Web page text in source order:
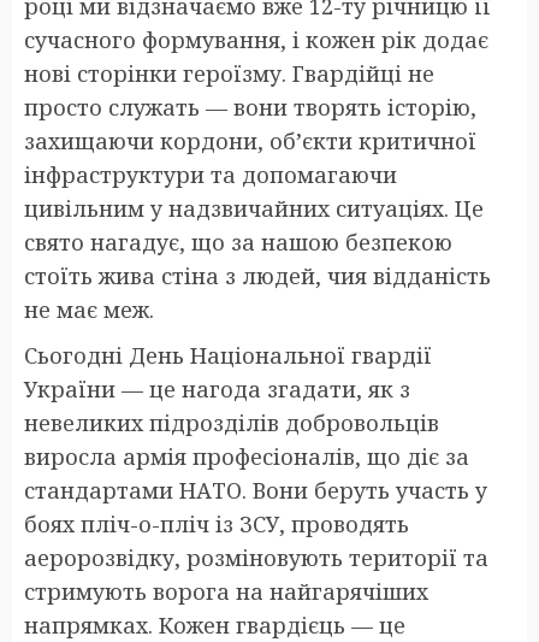
сучасного формування, і кожен рік додає
нові сторінки героїзму. Гвардійці не
просто служать — вони творять історію,
захищаючи кордони, об’єкти критичної
інфраструктури та допомагаючи
цивільним у надзвичайних ситуаціях. Це
свято нагадує, що за нашою безпекою
стоїть жива стіна з людей, чия відданість
не має меж.
Сьогодні День Національної гвардії
України — це нагода згадати, як з
невеликих підрозділів добровольців
виросла армія професіоналів, що діє за
стандартами НАТО. Вони беруть участь у
боях пліч-о-пліч із ЗСУ, проводять
аеророзвідку, розміновують території та
стримують ворога на найгарячіших
напрямках. Кожен гвардієць — це